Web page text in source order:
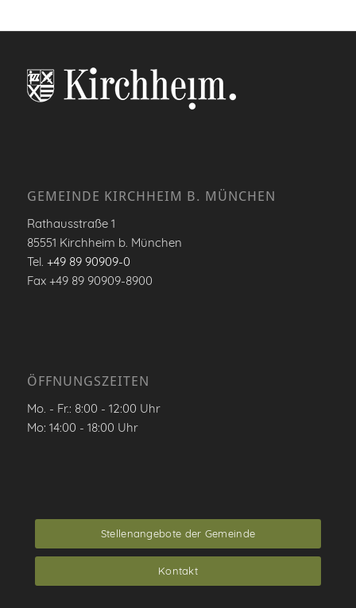
GEMEINDE KIRCHHEIM B. MÜNCHEN
Rathausstraße 1
85551 Kirchheim b. München
Tel. +49 89 90909-0
Fax +49 89 90909-8900
ÖFFNUNGSZEITEN
Mo. - Fr.: 8:00 - 12:00 Uhr
Mo: 14:00 - 18:00 Uhr
Stellenangebote der Gemeinde
Kontakt